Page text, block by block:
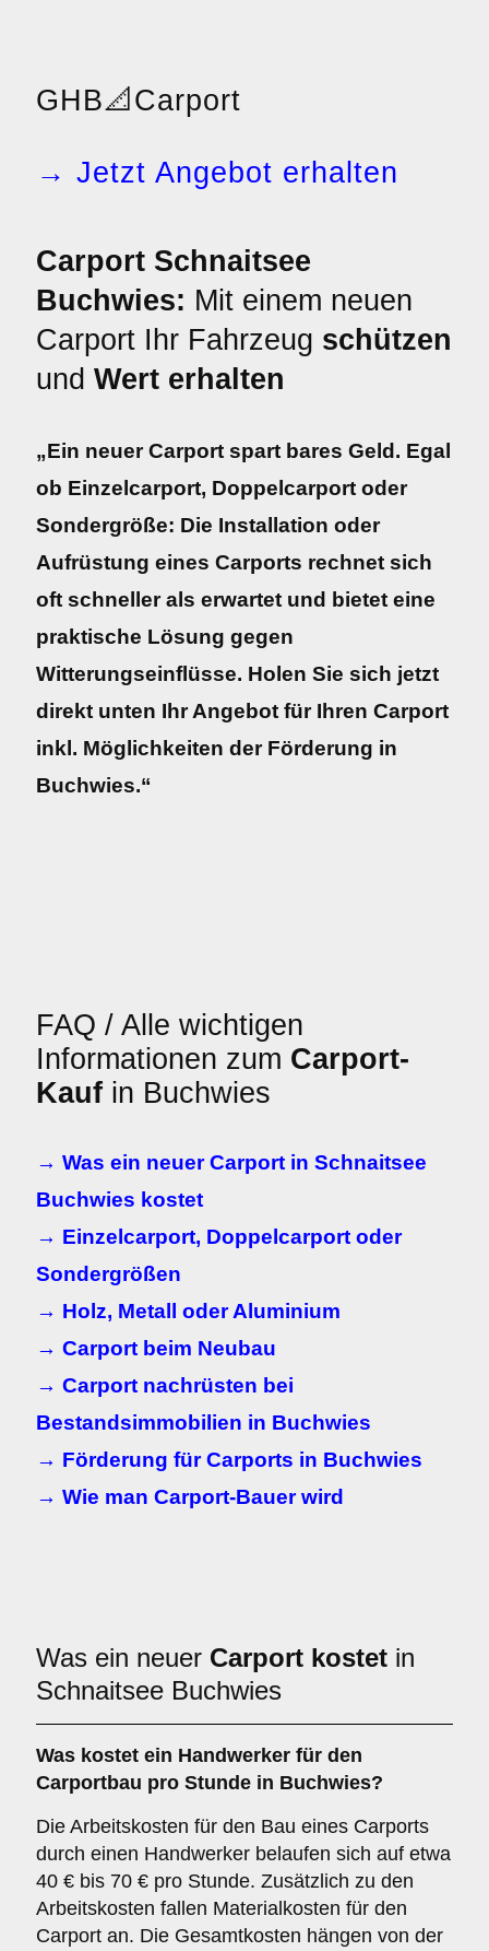
GHB📐 Carport
→ Jetzt Angebot erhalten
Carport Schnaitsee
Buchwies: Mit einem neuen
Carport Ihr Fahrzeug schützen
und Wert erhalten
„Ein neuer Carport spart bares Geld. Egal
ob Einzelcarport, Doppelcarport oder
Sondergröße: Die Installation oder
Aufrüstung eines Carports rechnet sich
oft schneller als erwartet und bietet eine
praktische Lösung gegen
Witterungseinflüsse. Holen Sie sich jetzt
direkt unten Ihr Angebot für Ihren Carport
inkl. Möglichkeiten der Förderung in
Buchwies.“
FAQ / Alle wichtigen
Informationen zum Carport-
Kauf in Buchwies
→ Was ein neuer Carport in Schnaitsee
Buchwies kostet
→ Einzelcarport, Doppelcarport oder
Sondergrößen
→ Holz, Metall oder Aluminium
→ Carport beim Neubau
→ Carport nachrüsten bei
Bestandsimmobilien in Buchwies
→ Förderung für Carports in Buchwies
→ Wie man Carport-Bauer wird
Was ein neuer Carport kostet in
Schnaitsee Buchwies
Was kostet ein Handwerker für den
Carportbau pro Stunde in Buchwies?
Die Arbeitskosten für den Bau eines Carports
durch einen Handwerker belaufen sich auf etwa
40 € bis 70 € pro Stunde. Zusätzlich zu den
Arbeitskosten fallen Materialkosten für den
Carport an. Die Gesamtkosten hängen von der